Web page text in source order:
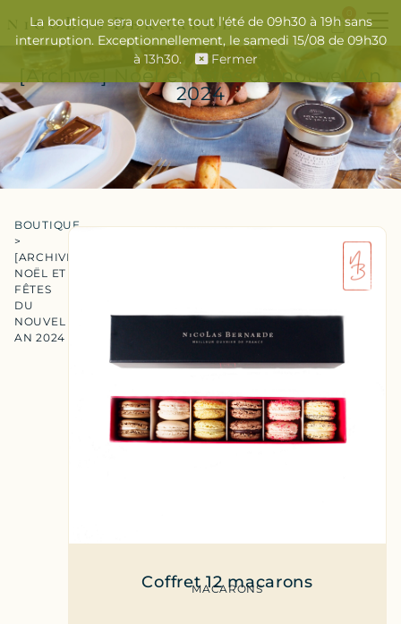
[Archive] Noël et fêtes du nouvel An
2024
BOUTIQUE
>
[ARCHIVE]
NOËL ET
FÊTES
DU
NOUVEL
AN 2024
Coffret 12 macarons
MACARONS
La boutique sera ouverte tout l'été de 09h30 à 19h sans
interruption. Exceptionnellement, le samedi 15/08 de 09h30
à 13h30.
Fermer